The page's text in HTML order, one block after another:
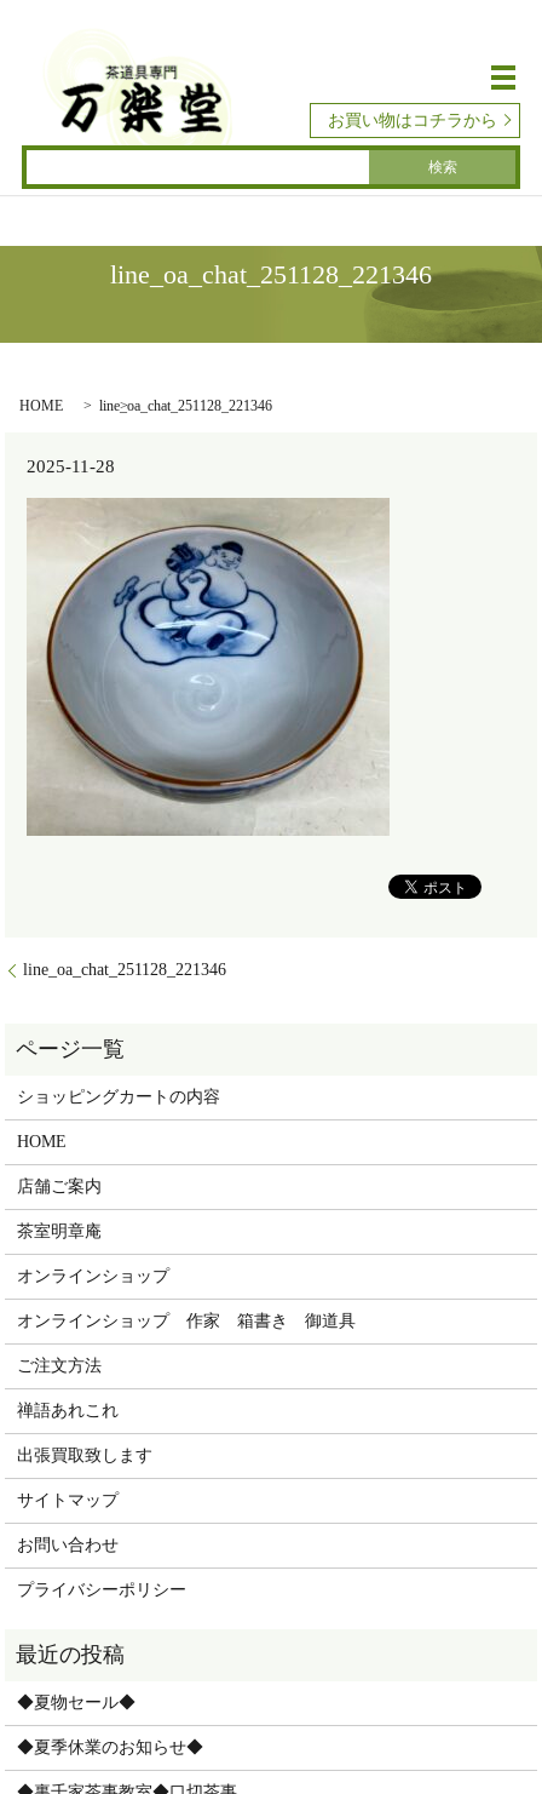
メ
お買い物はコチラから
line_oa_chat_251128_221346
HOME line_oa_chat_251128_221346
2025-11-28
line_oa_chat_251128_221346
ショッピングカートの内容
HOME
店舗ご案内
茶室明章庵
オンラインショップ
オンラインショップ 作家 箱書き 御道具
ご注文方法
禅語あれこれ
出張買取致します
サイトマップ
お問い合わせ
プライバシーポリシー
◆夏物セール◆
◆夏季休業のお知らせ◆